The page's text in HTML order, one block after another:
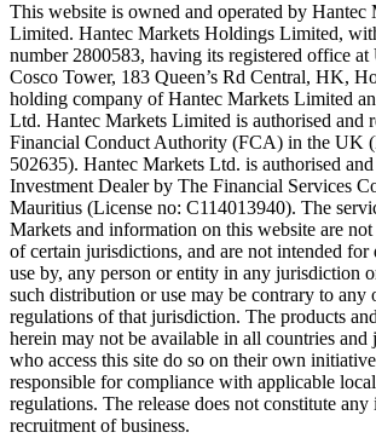
This website is owned and operated by Hantec
Limited. Hantec Markets Holdings Limited, w
number 2800583, having its registered office
Cosco Tower, 183 Queen’s Rd Central, HK,
holding company of Hantec Markets Limited
Ltd. Hantec Markets Limited is authorised and
Financial Conduct Authority (FCA) in the UK
502635). Hantec Markets Ltd. is authorised and
Investment Dealer by The Financial Services
Mauritius (License no: C114013940). The
Markets and information on this website are not
of certain jurisdictions, and are not intended
use by, any person or entity in any jurisdiction
such distribution or use may be contrary to any
regulations of that jurisdiction. The products
herein may not be available in all countries and
who access this site do so on their own
responsible for compliance with applicable
regulations. The release does not constitute
recruitment of business.